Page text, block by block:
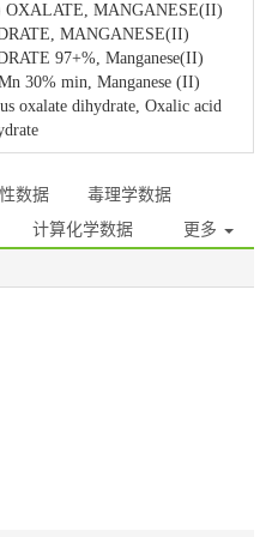
MANGANESE(II)
MANGANESE(II)
97+%, Manganese(II)
30% min, Manganese (II)
oxalate dihydrate, Oxalic acid
数据
毒理学数据
计算化学数据 更多